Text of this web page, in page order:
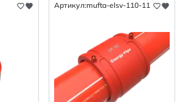
Артикул:mufta-elsv-110-11